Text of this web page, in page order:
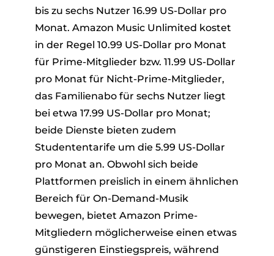
bis zu sechs Nutzer 16.99 US-Dollar pro
Monat. Amazon Music Unlimited kostet
in der Regel 10.99 US-Dollar pro Monat
für Prime-Mitglieder bzw. 11.99 US-Dollar
pro Monat für Nicht-Prime-Mitglieder,
das Familienabo für sechs Nutzer liegt
bei etwa 17.99 US-Dollar pro Monat;
beide Dienste bieten zudem
Studententarife um die 5.99 US-Dollar
pro Monat an. Obwohl sich beide
Plattformen preislich in einem ähnlichen
Bereich für On-Demand-Musik
bewegen, bietet Amazon Prime-
Mitgliedern möglicherweise einen etwas
günstigeren Einstiegspreis, während